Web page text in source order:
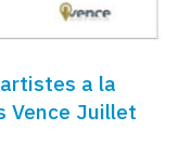
a la
Vence Juillet